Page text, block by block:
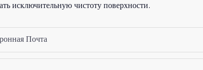
исключительную чистоту поверхности.
Почта